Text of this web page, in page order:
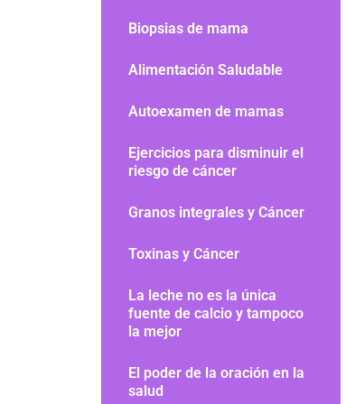
Biopsias de mama
Alimentación Saludable
Autoexamen de mamas
Ejercicios para disminuir el
riesgo de cáncer
Granos integrales y Cáncer
Toxinas y Cáncer
La leche no es la única
fuente de calcio y tampoco
la mejor
El poder de la oración en la
salud